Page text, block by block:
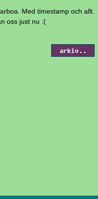
Med timestamp och allt.
oss just nu :(
arkiv..